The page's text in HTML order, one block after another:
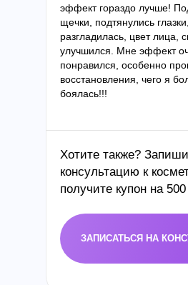
эффект гораздо лучше!
щечки, подтянулись
разгладилась, цвет лица,
улучшился. Мне эффект
понравился, особенно
восстановления, чего я
боялась!!!
Хотите также?
консультацию к
получите купон на
ЗАПИСАТЬСЯ НА